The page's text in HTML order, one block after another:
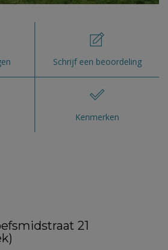
Schrijf een beoordeling
Kenmerken
21